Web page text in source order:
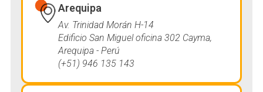
Arequipa
Av. Trinidad Morán H-14
Edificio San Miguel oficina 302 Cayma,
Arequipa - Perú
(+51) 946 135 143